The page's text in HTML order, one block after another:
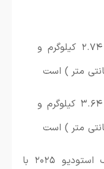
: دارای وزن ۲.۷۴ کیلوگرم و
: دارای وزن ۳.۶۴ کیلوگرم و
این اطلاعات نشان می‌دهد که مک استودیو ۲۰۲۵ با